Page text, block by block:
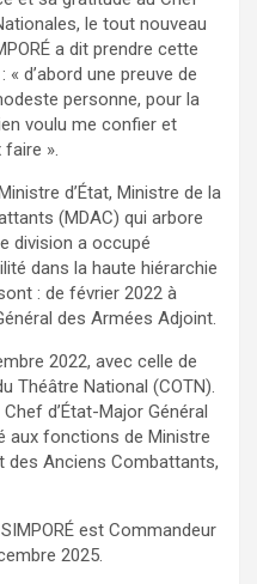
le tout nouveau
a dit prendre cette
d’abord une preuve de
personne, pour la
voulu me confier et
».
d’État, Ministre de la
(MDAC) qui arbore
division a occupé
dans la haute hiérarchie
: de février 2022 à
des Armées Adjoint.
2022, avec celle de
Théâtre National (COTN).
d’État-Major Général
aux fonctions de Ministre
des Anciens Combattants,
est Commandeur
2025.